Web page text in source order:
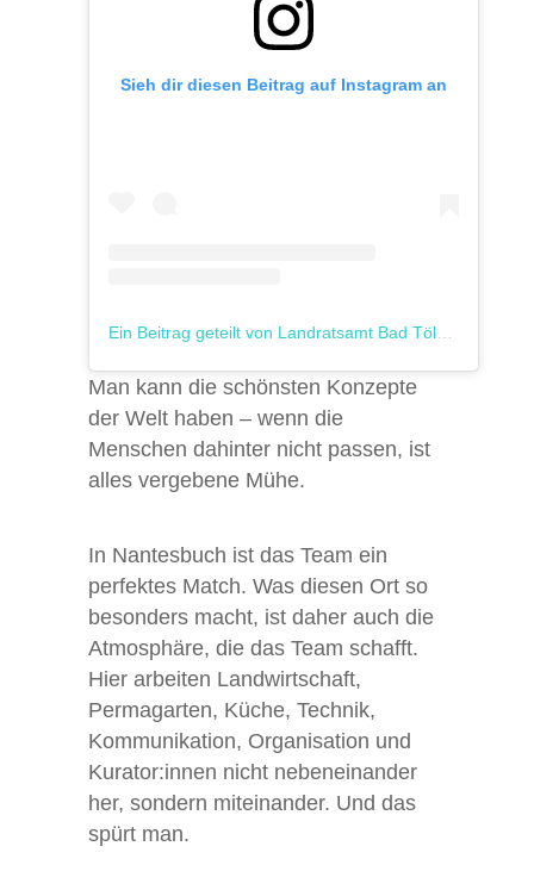
Sieh dir diesen Beitrag auf Instagram an
Ein Beitrag geteilt von Landratsamt Bad Tölz (@landkreistoelzwolfratshausen)
Man kann die schönsten Konzepte
der Welt haben – wenn die
Menschen dahinter nicht passen, ist
alles vergebene Mühe.
In Nantesbuch ist das Team ein
perfektes Match. Was diesen Ort so
besonders macht, ist daher auch die
Atmosphäre, die das Team schafft.
Hier arbeiten Landwirtschaft,
Permagarten, Küche, Technik,
Kommunikation, Organisation und
Kurator:innen nicht nebeneinander
her, sondern miteinander. Und das
spürt man.